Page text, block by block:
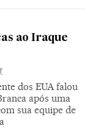
ao Iraque
dos EUA falou
após uma
sua equipe de